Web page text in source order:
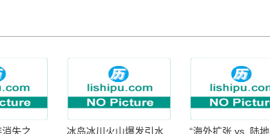
失之
冰岛冰川火山爆发引水
“海外扩张 vs. 陆